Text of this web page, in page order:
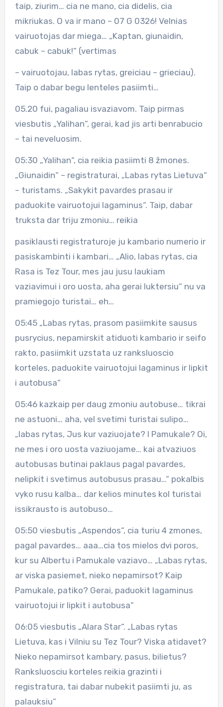
taip, ziurim… cia ne mano, cia didelis, cia
mikriukas. O va ir mano – 07 G 0326! Velnias
vairuotojas dar miega… „Kaptan, giunaidin,
cabuk – cabuk!“ (vertimas
– vairuotojau, labas rytas, greiciau – grieciau).
Taip o dabar begu lenteles pasiimti…
05.20 fui, pagaliau isvaziavom. Taip pirmas
viesbutis „Yalihan“, gerai, kad jis arti benrabucio
– tai neveluosim.
05:30 „Yalihan“, cia reikia pasiimti 8 žmones.
„Giunaidin“ – registraturai, „Labas rytas Lietuva“
– turistams. „Sakykit pavardes prasau ir
paduokite vairuotojui lagaminus“. Taip, dabar
truksta dar triju zmoniu… reikia
pasiklausti registraturoje ju kambario numerio ir
pasiskambinti i kambari… „Alio, labas rytas, cia
Rasa is Tez Tour, mes jau jusu laukiam
vaziavimui i oro uosta, aha gerai luktersiu“ nu va
pramiegojo turistai… eh…
05:45 „Labas rytas, prasom pasiimkite sausus
pusrycius, nepamirskit atiduoti kambario ir seifo
rakto, pasiimkit uzstata uz ranksluoscio
korteles, paduokite vairuotojui lagaminus ir lipkit
i autobusa“
05:46 kazkaip per daug zmoniu autobuse… tikrai
ne astuoni… aha, vel svetimi turistai sulipo…
„labas rytas, Jus kur vaziuojate? I Pamukale? Oi,
ne mes i oro uosta vaziuojame… kai atvaziuos
autobusas butinai paklaus pagal pavardes,
nelipkit i svetimus autobusus prasau…“ pokalbis
vyko rusu kalba… dar kelios minutes kol turistai
issikrausto is autobuso…
05:50 viesbutis „Aspendos“, cia turiu 4 zmones,
pagal pavardes… aaa…cia tos mielos dvi poros,
kur su Albertu i Pamukale vaziavo… „Labas rytas,
ar viska pasiemet, nieko nepamirsot? Kaip
Pamukale, patiko? Gerai, paduokit lagaminus
vairuotojui ir lipkit i autobusa“
06:05 viesbutis „Alara Star“. „Labas rytas
Lietuva, kas i Vilniu su Tez Tour? Viska atidavet?
Nieko nepamirsot kambary, pasus, bilietus?
Ranksluosciu korteles reikia grazinti i
registratura, tai dabar nubekit pasiimti ju, as
palauksiu“